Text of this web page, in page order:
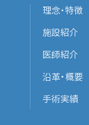
理念・特徴
施設紹介
医師紹介
沿革・概要
手術実績